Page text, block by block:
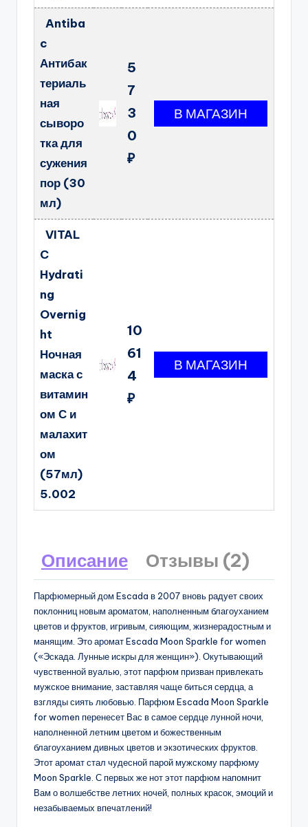
Antiba
c
Антибак
териаль
ная
сыворо
тка для
сужения
пор (30
мл)
5
7
3
0
₽
VITAL
C
Hydrati
ng
Overnig
ht
Ночная
маска с
витамин
ом С и
малахит
ом
(57мл)
5.002
10
61
4
₽
Описание Отзывы (2)
Парфюмерный дом Escada в 2007 вновь радует своих
поклонниц новым ароматом, наполненным благоуханием
цветов и фруктов, игривым, сияющим, жизнерадостным и
манящим. Это аромат Escada Moon Sparkle for women
(«Эскада. Лунные искры для женщин»). Окутывающий
чувственной вуалью, этот парфюм призван привлекать
мужское внимание, заставляя чаще биться сердца, а
взгляды сиять любовью. Парфюм Escada Moon Sparkle
for women перенесет Вас в самое сердце лунной ночи,
наполненной летним цветом и божественным
благоуханием дивных цветов и экзотических фруктов.
Этот аромат стал чудесной парой мужскому парфюму
Moon Sparkle. С первых же нот этот парфюм напомнит
Вам о волшебстве летних ночей, полных красок, эмоций и
незабываемых впечатлений!